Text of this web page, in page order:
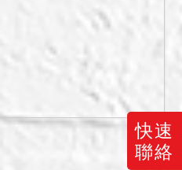
快速
聯絡
賣最低價額合計新台
元，以總價
得標。
證金新台幣：
定後抵押權塗銷。
已就已知之輻射
砂屋、地震受創、嚴